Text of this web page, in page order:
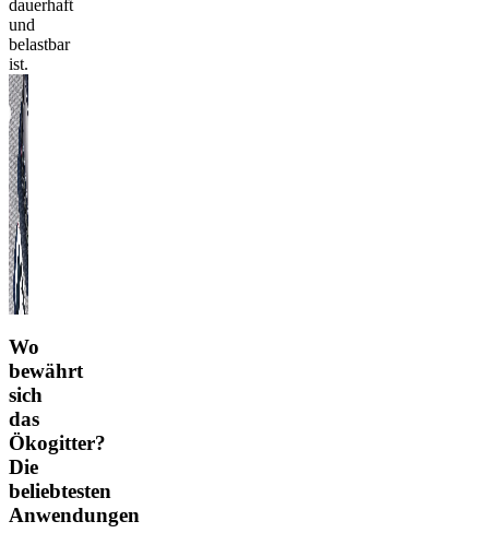
dauerhaft
und
belastbar
ist.
Wo
bewährt
sich
das
Ökogitter?
Die
beliebtesten
Anwendungen